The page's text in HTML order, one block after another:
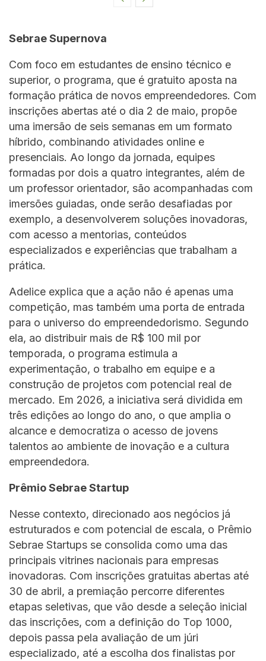
Sebrae Supernova
Com foco em estudantes de ensino técnico e
superior, o programa, que é gratuito aposta na
formação prática de novos empreendedores. Com
inscrições abertas até o dia 2 de maio, propõe
uma imersão de seis semanas em um formato
híbrido, combinando atividades online e
presenciais. Ao longo da jornada, equipes
formadas por dois a quatro integrantes, além de
um professor orientador, são acompanhadas com
imersões guiadas, onde serão desafiadas por
exemplo, a desenvolverem soluções inovadoras,
com acesso a mentorias, conteúdos
especializados e experiências que trabalham a
prática.
Adelice explica que a ação não é apenas uma
competição, mas também uma porta de entrada
para o universo do empreendedorismo. Segundo
ela, ao distribuir mais de R$ 100 mil por
temporada, o programa estimula a
experimentação, o trabalho em equipe e a
construção de projetos com potencial real de
mercado. Em 2026, a iniciativa será dividida em
três edições ao longo do ano, o que amplia o
alcance e democratiza o acesso de jovens
talentos ao ambiente de inovação e a cultura
empreendedora.
Prêmio Sebrae Startup
Nesse contexto, direcionado aos negócios já
estruturados e com potencial de escala, o Prêmio
Sebrae Startups se consolida como uma das
principais vitrines nacionais para empresas
inovadoras. Com inscrições gratuitas abertas até
30 de abril, a premiação percorre diferentes
etapas seletivas, que vão desde a seleção inicial
das inscrições, com a definição do Top 1000,
depois passa pela avaliação de um júri
especializado, até a escolha dos finalistas por